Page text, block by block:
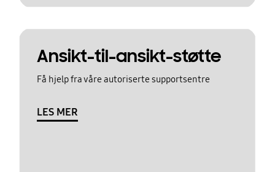
Ansikt-til-ansikt-støtte
Få hjelp fra våre autoriserte supportsentre
LES MER